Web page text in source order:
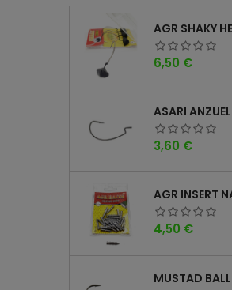
Precio
6,50 €
Precio
3,60 €
Precio
4,50 €